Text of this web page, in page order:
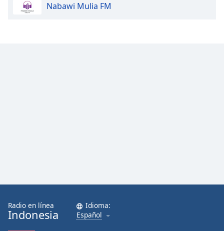
Nabawi Mulia FM
Radio en línea
Indonesia
Idioma:
Español